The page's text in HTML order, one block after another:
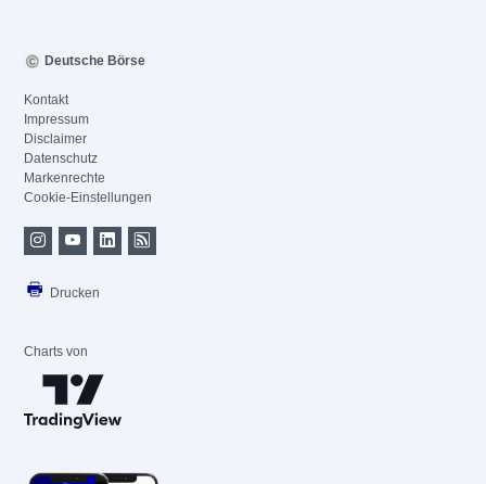
Deutsche Börse
Kontakt
Impressum
Disclaimer
Datenschutz
Markenrechte
Cookie-Einstellungen
Drucken
Charts von